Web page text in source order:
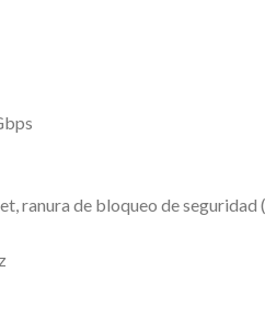
ranura de bloqueo de seguridad